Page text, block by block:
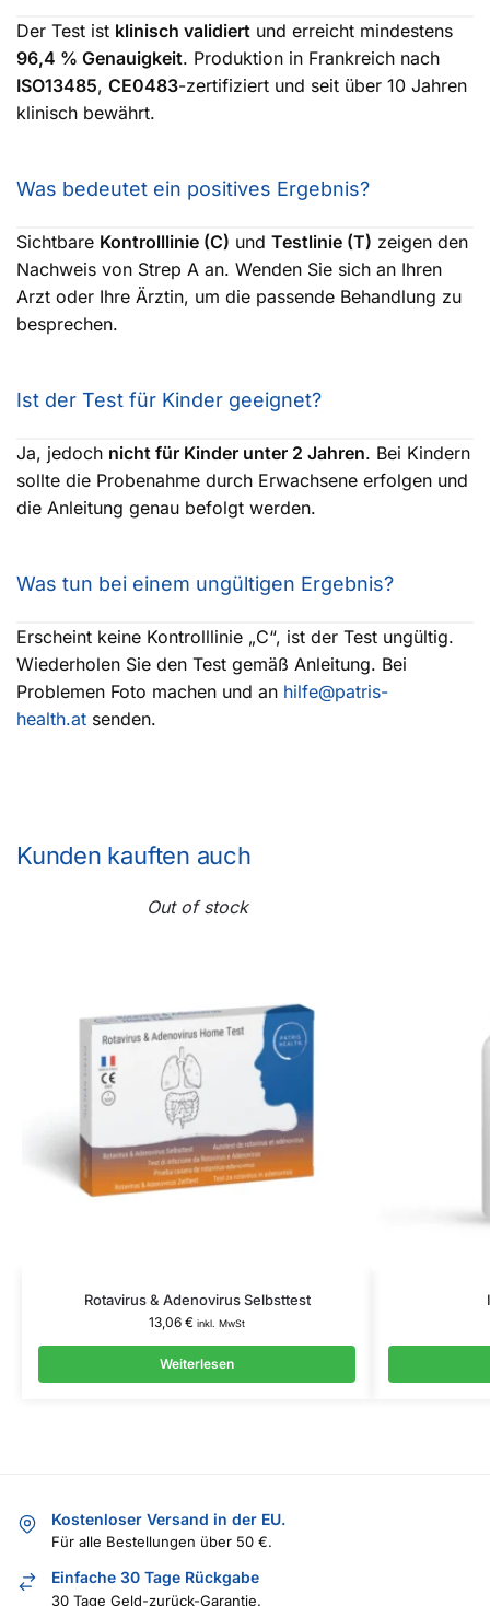
Der Test ist klinisch validiert und erreicht mindestens
96,4 % Genauigkeit. Produktion in Frankreich nach
ISO13485, CE0483-zertifiziert und seit über 10 Jahren
klinisch bewährt.
Was bedeutet ein positives Ergebnis?
Sichtbare Kontrolllinie (C) und Testlinie (T) zeigen den
Nachweis von Strep A an. Wenden Sie sich an Ihren
Arzt oder Ihre Ärztin, um die passende Behandlung zu
besprechen.
Ist der Test für Kinder geeignet?
Ja, jedoch nicht für Kinder unter 2 Jahren. Bei Kindern
sollte die Probenahme durch Erwachsene erfolgen und
die Anleitung genau befolgt werden.
Was tun bei einem ungültigen Ergebnis?
Erscheint keine Kontrolllinie „C“, ist der Test ungültig.
Wiederholen Sie den Test gemäß Anleitung. Bei
Problemen Foto machen und an hilfe@patris-
health.at senden.
Kunden kauften auch
Out of stock
Rotavirus & Adenovirus Selbsttest
13,06 € inkl. MwSt
Weiterlesen
Kostenloser Versand in der EU.
Für alle Bestellungen über 50 €.
Einfache 30 Tage Rückgabe
30 Tage Geld-zurück-Garantie.